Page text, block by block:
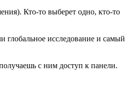
Кто-то выберет одно, кто-то
глобальное исследование и самый
с ним доступ к панели.